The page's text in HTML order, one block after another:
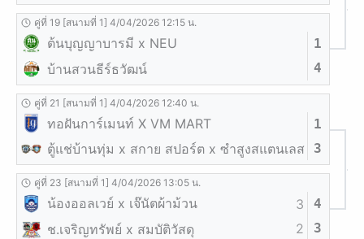
คู่ที่ 19 [สนามที่ 1] 4/04/2026 12:15 น.
ต้นบุญญาบารมี x NEU
บ้านสวนธีร์ธวัฒน์
1
4
คู่ที่ 21 [สนามที่ 1] 4/04/2026 12:40 น.
ทอฝันการ์เมนท์ X VM MART
ตู้แช่บ้านทุ่ม x สกาย สปอร์ต x ซำสูงสแตนเลส
1
3
คู่ที่ 23 [สนามที่ 1] 4/04/2026 13:05 น.
น้องออลเวย์ x เจ๊นัตผ้าม้วน
ช.เจริญทรัพย์ x สมบัติวัสดุ
3
2
4
3